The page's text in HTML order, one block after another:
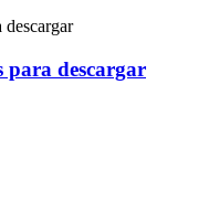
para descargar